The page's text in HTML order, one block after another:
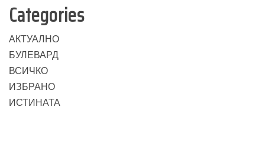
Categories
АКТУАЛНО
БУЛЕВАРД
ВСИЧКО
ИЗБРАНО
ИСТИНАТА